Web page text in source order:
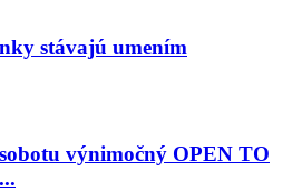
stávajú umením
výnimočný OPEN TO